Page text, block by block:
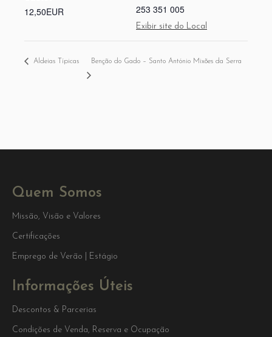
12,50EUR
253 351 005
Exibir site do Local
Aldeias Típicas Benção do Gado – Santo António Mixões da Serra
Quem Somos
Missão, Visão e Valores
Certificações
Emprego de Verão | Estágio
Informações Úteis
Descontos & Parcerias
Condições de Venda, Reserva e Ocupação